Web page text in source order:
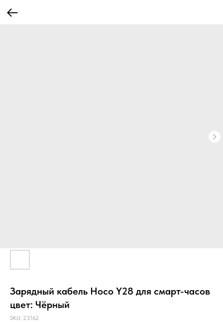
Зарядный кабель Hoco Y28 для смарт-часов
цвет: Чёрный
SKU: 23162